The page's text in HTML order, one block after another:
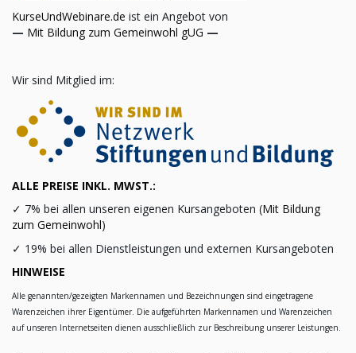
KurseUndWebinare.de ist ein Angebot von
— Mit Bildung zum Gemeinwohl gUG —
Wir sind Mitglied im:
ALLE PREISE INKL. MWST.:
✓ 7% bei allen unseren eigenen Kursangeboten (Mit Bildung
zum Gemeinwohl)
✓ 19% bei allen Dienstleistungen und externen Kursangeboten
HINWEISE
Alle genannten/gezeigten Markennamen und Bezeichnungen sind eingetragene
Warenzeichen ihrer Eigentümer. Die aufgeführten Markennamen und Warenzeichen
auf unseren Internetseiten dienen ausschließlich zur Beschreibung unserer Leistungen.